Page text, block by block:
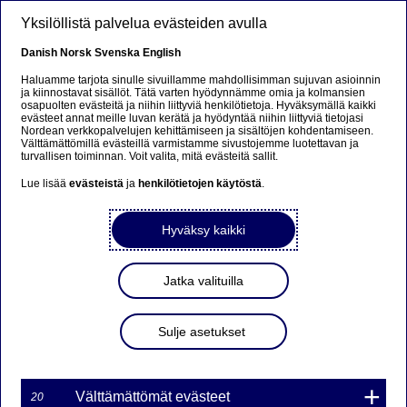
Digitaalinen pankkitoiminta
Yksilöllistä asiointia: Nordean
visio räätälöidyistä
pankkipalveluista
14-03-2025
Nordea ottaa seuraavat askeleet
asiointikokemuksen uudistamisessa personoinnin
avulla. Nykyään 97 prosenttia kaikista
vuoksi Nordea haluaa luoda aidosti saumattomia
ja yksilöllisiä digipalveluja. ”Meistä tulee pankki,
Yksilöllistä palvelua evästeiden avulla
Danish Norsk Svenska English
Haluamme tarjota sinulle sivuillamme mahdollisimman sujuvan asioinnin
ja kiinnostavat sisällöt. Tätä varten hyödynnämme omia ja kolmansien
osapuolten evästeitä ja niihin liittyviä henkilötietoja. Hyväksymällä kaikki
evästeet annat meille luvan kerätä ja hyödyntää niihin liittyviä tietojasi
Nordean verkkopalvelujen kehittämiseen ja sisältöjen kohdentamiseen.
Välttämättömillä evästeillä varmistamme sivustojemme luotettavan ja
turvallisen toiminnan. Voit valita, mitä evästeitä sallit.
Lue lisääevästeistä ja henkilötietojen käytöstä.
Hyväksy kaikki
Jatka valituilla
Sulje asetukset
20 Välttämättömät evästeet